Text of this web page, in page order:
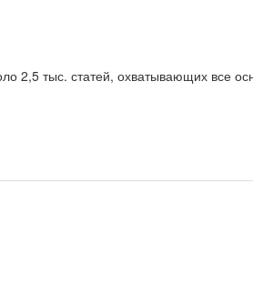
2,5 тыс. статей, охватывающих все
организациях, учебных